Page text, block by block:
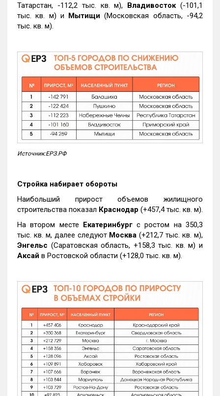
Татарстан, -112,2 тыс. кв. м), Владивосток(-101,1
тыс. кв. м) и Мытищи (Московская область, -94,2
тыс. кв. м).
Источник:ЕРЗ.РФ
Стройка набирает обороты
Наибольший прирост объемов жилищного
строительства показал Краснодар (+457,4 тыс. кв. м).
На втором месте Екатеринбургс ростом на 350,3
тыс. кв. м, далее следуют Москва (+212,7 тыс. кв. м),
Энгельс (Саратовская область, +158,3 тыс. кв. м) и
Аксай в Ростовской области (+128,0 тыс. кв. м).